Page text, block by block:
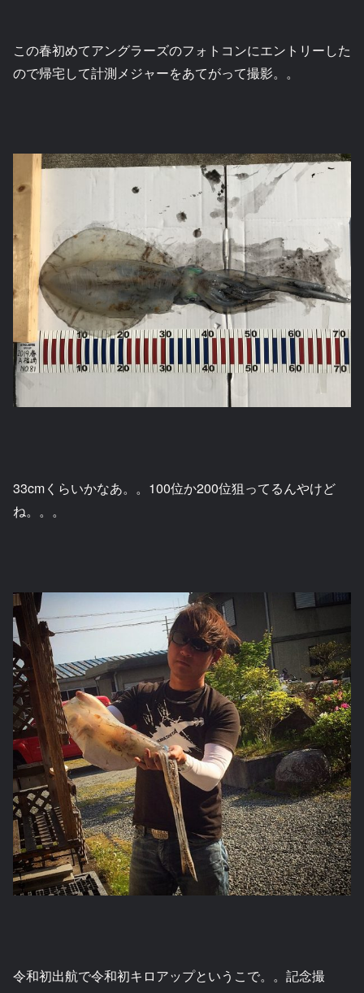
この春初めてアングラーズのフォトコンにエントリーした
ので帰宅して計測メジャーをあてがって撮影。。
33cmくらいかなあ。。100位か200位狙ってるんやけど
ね。。。
令和初出航で令和初キロアップというこで。。記念撮